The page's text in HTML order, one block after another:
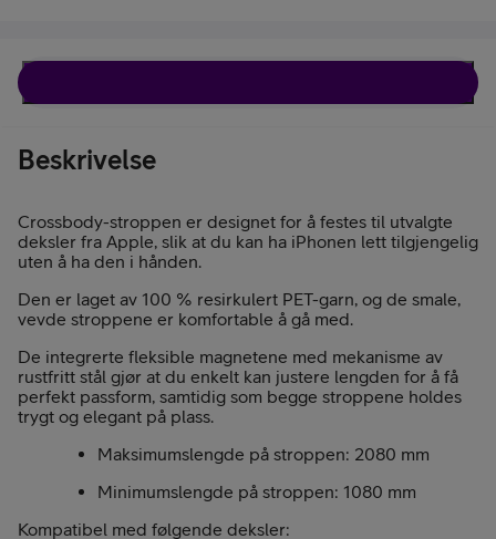
Beskrivelse
Crossbody-stroppen er designet for å festes til utvalgte
deksler fra Apple, slik at du kan ha iPhonen lett tilgjengelig
uten å ha den i hånden.
Den er laget av 100 % resirkulert PET-garn, og de smale,
vevde stroppene er komfortable å gå med.
De integrerte fleksible magnetene med mekanisme av
rustfritt stål gjør at du enkelt kan justere lengden for å få
perfekt passform, samtidig som begge stroppene holdes
trygt og elegant på plass.
Maksimumslengde på stroppen: 2080 mm
Minimumslengde på stroppen: 1080 mm
Kompatibel med følgende deksler: